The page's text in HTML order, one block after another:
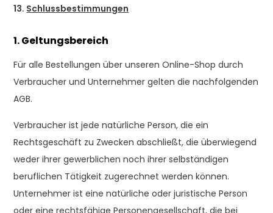
13. Schlussbestimmungen
1. Geltungsbereich
Für alle Bestellungen über unseren Online-Shop durch
Verbraucher und Unternehmer gelten die nachfolgenden
AGB.
Verbraucher ist jede natürliche Person, die ein
Rechtsgeschäft zu Zwecken abschließt, die überwiegend
weder ihrer gewerblichen noch ihrer selbständigen
beruflichen Tätigkeit zugerechnet werden können.
Unternehmer ist eine natürliche oder juristische Person